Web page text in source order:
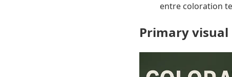
entre coloration
Primary visual